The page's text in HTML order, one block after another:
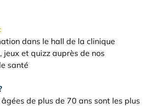
dans le hall de la clinique
jeux et quizz auprès de nos
santé
de plus de 70 ans sont les plus